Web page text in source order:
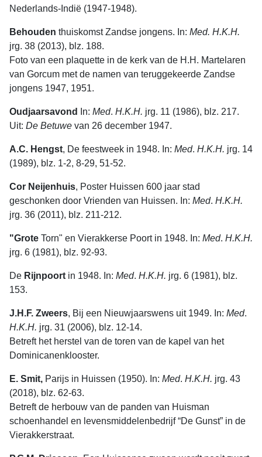
Nederlands-Indië (1947-1948).
Behouden thuiskomst Zandse jongens. In: Med. H.K.H.
jrg. 38 (2013), blz. 188.
Foto van een plaquette in de kerk van de H.H. Martelaren
van Gorcum met de namen van teruggekeerde Zandse
jongens 1947, 1951.
Oudjaarsavond In: Med. H.K.H. jrg. 11 (1986), blz. 217.
Uit: De Betuwe van 26 december 1947.
A.C. Hengst, De feestweek in 1948. In: Med. H.K.H. jrg. 14
(1989), blz. 1-2, 8-29, 51-52.
Cor Neijenhuis, Poster Huissen 600 jaar stad
geschonken door Vrienden van Huissen. In: Med. H.K.H.
jrg. 36 (2011), blz. 211-212.
"Grote Torn" en Vierakkerse Poort in 1948. In: Med. H.K.H.
jrg. 6 (1981), blz. 92-93.
De Rijnpoort in 1948. In: Med. H.K.H. jrg. 6 (1981), blz.
153.
J.H.F. Zweers, Bij een Nieuwjaarswens uit 1949. In: Med.
H.K.H. jrg. 31 (2006), blz. 12-14.
Betreft het herstel van de toren van de kapel van het
Dominicanenklooster.
E. Smit, Parijs in Huissen (1950). In: Med. H.K.H. jrg. 43
(2018), blz. 62-63.
Betreft de herbouw van de panden van Huisman
schoenhandel en levensmiddelenbedrijf “De Gunst” in de
Vierakkerstraat.